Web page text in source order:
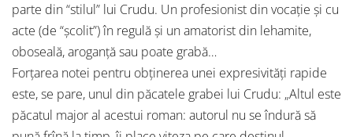
parte din “stilul” lui Crudu. Un profesionist din vocaţie şi cu
acte (de “şcolit”) în regulă şi un amatorist din lehamite,
oboseală, aroganţă sau poate grabă…
Forţarea notei pentru obţinerea unei expresivităţi rapide
este, se pare, unul din păcatele grabei lui Crudu: „Altul este
păcatul major al acestui roman: autorul nu se îndură să